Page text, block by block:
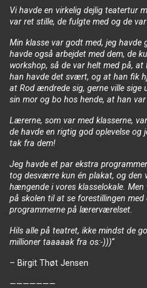
Vi havde en virkelig dejlig teatertur
var ret stille, de fulgte med og de
Min klasse var godt med, jeg havde
havde også arbejdet med dem, de
workshop, så de var helt med på, at
han havde det svært, og at han fik
at Rod ændrede sig, gerne ville sige
sin mor og bo hos hende, at han
Lærerne, som var med klasserne,
de havde en rigtig god oplevelse og
tak fra dem!
Jeg havde et par ekstra
tog desværre kun én plakat, og den
hængende i vores klasselokale.
på skolen til at se forestillingen
programmerne på lærerværelset.
Hils alle på teatret, ikke mindst de
millioner taaaaak fra os:-)))“
– Birgit Thøt Jensen
———————